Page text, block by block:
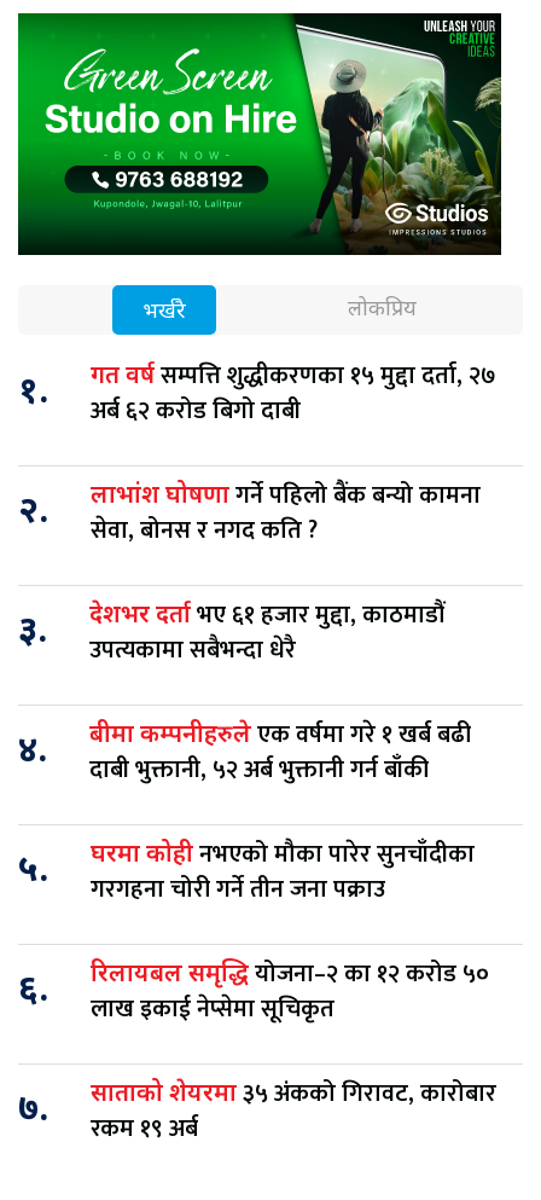
भर्खरै लोकप्रिय
१. गत वर्षसम्पत्ति शुद्धीकरणका १५ मुद्दा दर्ता, २७
अर्ब ६२ करोड बिगो दाबी
२. लाभांश घोषणागर्ने पहिलो बैंक बन्यो कामना
सेवा, बोनस र नगद कति ?
३. देशभर दर्ताभए ६१ हजार मुद्दा, काठमाडौं
उपत्यकामा सबैभन्दा धेरै
४. बीमा कम्पनीहरुलेएक वर्षमा गरे १ खर्ब बढी
दाबी भुक्तानी, ५२ अर्ब भुक्तानी गर्न बाँकी
५. घरमा कोहीनभएको मौका पारेर सुनचाँदीका
गरगहना चोरी गर्ने तीन जना पक्राउ
६. रिलायबल समृद्धियोजना–२ का १२ करोड ५०
लाख इकाई नेप्सेमा सूचिकृत
७. साताको शेयरमा३५ अंकको गिरावट, कारोबार
रकम १९ अर्ब